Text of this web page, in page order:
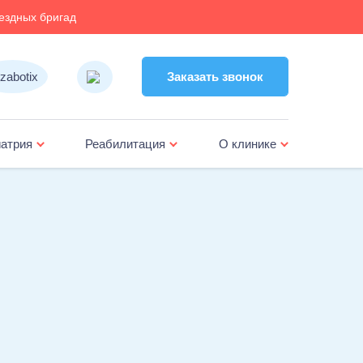
бригад
Заказать звонок
Заказать звонок
Реабилитация О клинике